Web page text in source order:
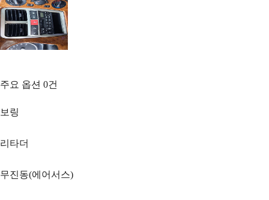
주요 옵션 0건
보링
리타더
무진동(에어서스)